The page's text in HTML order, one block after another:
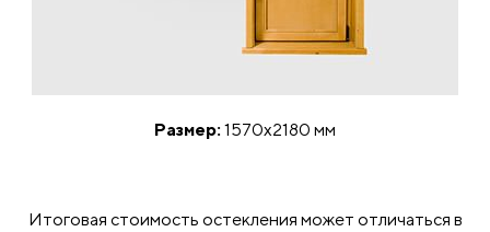
Размер: 1570x2180 мм
Итоговая стоимость остекления может отличаться в